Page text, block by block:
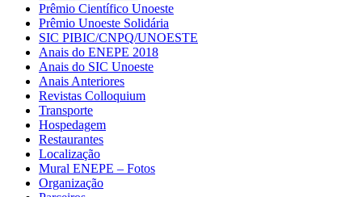
Prêmio Científico Unoeste
Prêmio Unoeste Solidária
SIC PIBIC/CNPQ/UNOESTE
Anais do ENEPE 2018
Anais do SIC Unoeste
Anais Anteriores
Revistas Colloquium
Transporte
Hospedagem
Restaurantes
Localização
Mural ENEPE – Fotos
Organização